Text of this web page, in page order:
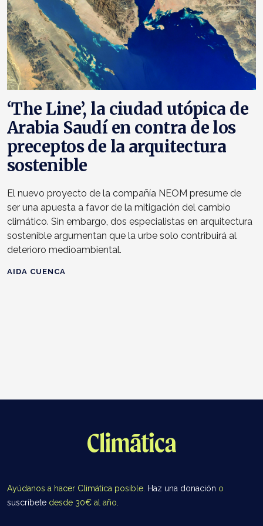
‘The Line’, la ciudad utópica de
Arabia Saudí en contra de los
preceptos de la arquitectura
sostenible
El nuevo proyecto de la compañía NEOM presume de
ser una apuesta a favor de la mitigación del cambio
climático. Sin embargo, dos especialistas en arquitectura
sostenible argumentan que la urbe solo contribuirá al
deterioro medioambiental.
AIDA CUENCA
Ayúdanos a hacer Climática posible. Haz una donación o
suscríbete desde 30€ al año.